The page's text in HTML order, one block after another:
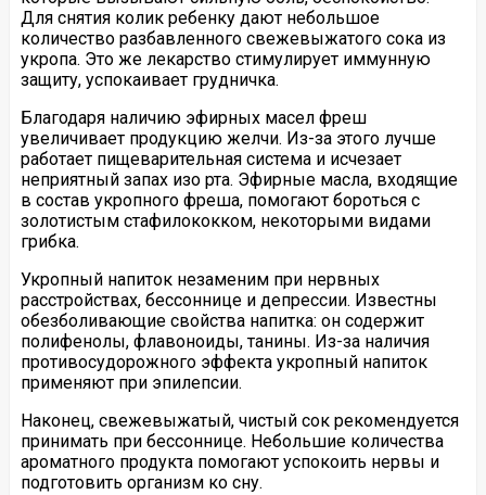
Для снятия колик ребенку дают небольшое
количество разбавленного свежевыжатого сока из
укропа. Это же лекарство стимулирует иммунную
защиту, успокаивает грудничка.
Благодаря наличию эфирных масел фреш
увеличивает продукцию желчи. Из-за этого лучше
работает пищеварительная система и исчезает
неприятный запах изо рта. Эфирные масла, входящие
в состав укропного фреша, помогают бороться с
золотистым стафилококком, некоторыми видами
грибка.
Укропный напиток незаменим при нервных
расстройствах, бессоннице и депрессии. Известны
обезболивающие свойства напитка: он содержит
полифенолы, флавоноиды, танины. Из-за наличия
противосудорожного эффекта укропный напиток
применяют при эпилепсии.
Наконец, свежевыжатый, чистый сок рекомендуется
принимать при бессоннице. Небольшие количества
ароматного продукта помогают успокоить нервы и
подготовить организм ко сну.